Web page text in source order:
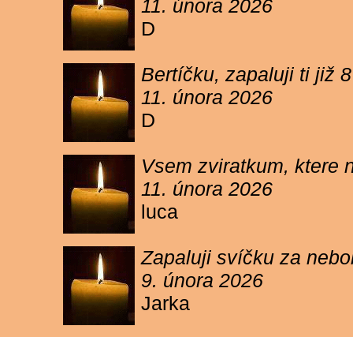
11. února 2026
D
Bertíčku, zapaluji ti již
11. února 2026
D
Vsem zviratkum, ktere
11. února 2026
luca
Zapaluji svíčku za
9. února 2026
Jarka